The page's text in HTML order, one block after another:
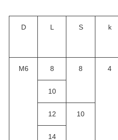
D L S k
M6 8 8 4
10
12 10
14